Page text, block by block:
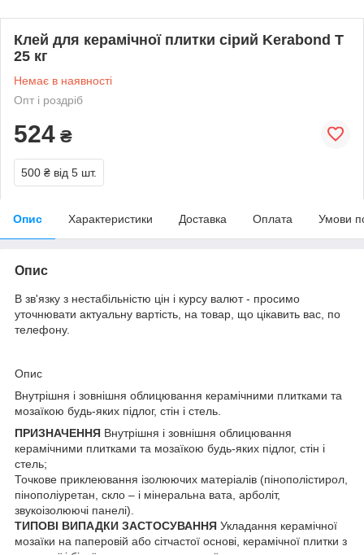
Клей для керамічної плитки сірий Kerabond T
25 кг
Немає в наявності
Опт і роздріб
524 ₴
500 ₴ від 5 шт.
Опис Характеристики Доставка Оплата Умови
Опис
В зв'язку з нестабільністю цін і курсу валют - просимо
уточнювати актуальну вартість, на товар, що цікавить вас, по
телефону.
Опис
Внутрішня і зовнішня облицювання керамічними плитками та
мозаїкою будь-яких підлог, стін і стель.
ПРИЗНАЧЕННЯ Внутрішня і зовнішня облицювання
керамічними плитками та мозаїкою будь-яких підлог, стін і
стель;
Точкове приклеювання ізолюючих матеріалів (пінополістирол,
пінополіуретан, скло – і мінеральна вата, арболіт,
звукоізолюючі панелі).
ТИПОВІ ВИПАДКИ ЗАСТОСУВАННЯ Укладання керамічної
мозаїки на паперовій або сітчастої основі, керамічної плитки з